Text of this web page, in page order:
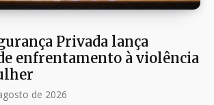
Privada lança
enfrentamento à violência
de 2026